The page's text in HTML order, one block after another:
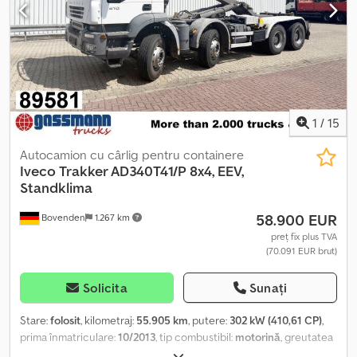
NL73RABO0393310655 Cod rapid: RABONL2U - Verificați
întotdeauna datele noastre bancare înainte de efectuarea
tranzacției! Csdjzilptepfx Apioha - Rezervarea vehiculelor nu este
posibilă fără plata unui depozit. - Ne rezervăm dreptul de a avea
erori de scriere și erori tipografice în toate ofertele de vehicule.
1 / 15
Bovenden 1.267 km
Autocamion cu cârlig pentru containere
IvecoTrakker AD340T41/P 8x4, EEV,
Standklima
58.900 EUR
preț fix plus TVA
(70.091 EUR brut)
Solicita Sunați
Stare:folosit, kilometraj: 55.905 km, putere: 302 kW (410,61 CP),
prima înmatriculare:10/2013, tip combustibil: motorină, greutatea
, greutatea maximă de încărcare: